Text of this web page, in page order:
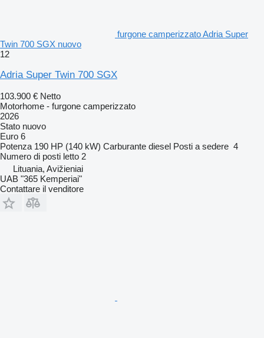
furgone camperizzato Adria Super
Twin 700 SGX nuovo
12
Adria Super Twin 700 SGX
103.900 € Netto
Motorhome - furgone camperizzato
2026
Stato nuovo
Euro 6
Potenza 190 HP (140 kW) Carburante diesel Posti a sedere 4
Numero di posti letto 2
Lituania, Avižieniai
UAB "365 Kemperiai"
Contattare il venditore